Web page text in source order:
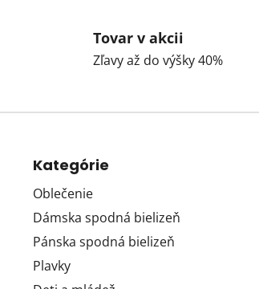
Tovar v akcii
Zľavy až do výšky 40%
Kategórie
Oblečenie
Dámska spodná bielizeň
Pánska spodná bielizeň
Plavky